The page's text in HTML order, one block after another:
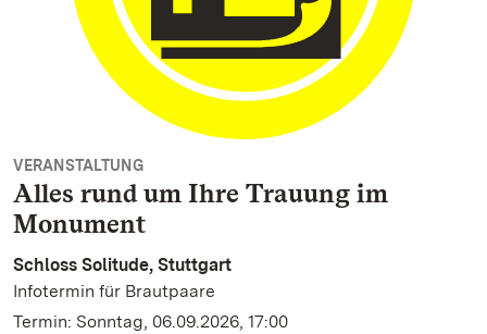
VERANSTALTUNG
Alles rund um Ihre Trauung im
Monument
Schloss Solitude, Stuttgart
Infotermin für Brautpaare
Termin: Sonntag, 06.09.2026, 17:00